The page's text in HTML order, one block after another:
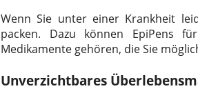
Wenn Sie unter einer Krankheit
packen. Dazu können EpiPens
Medikamente gehören, die Sie
Unverzichtbares